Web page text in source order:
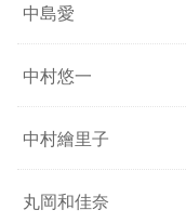
中島愛
中村悠一
中村繪里子
丸岡和佳奈